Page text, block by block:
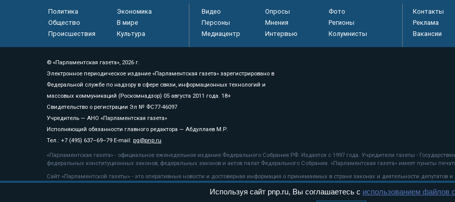
Политика
Экономика
Общество
В мире
Происшествия
Культура
Видео Опросы
Фото
Персоны
Мнения
Регионы
Медиацентр
Интервью Колумнисты
Контакты
Реклама
Вакансии
© «Парламентская газета», 2026 г.
Электронное периодическое издание «Парламентская газета» зарегистрировано в
Федеральной службе по надзору в сфере связи, информационных технологий и
массовых коммуникаций (Роскомнадзор) 05 августа 2011 года. 18+
Свидетельство о регистрации Эл № ФС77-46097
Учредитель — АНО «Парламентская газета»
Исполняющий обязанности главного редактора — Абдуллаев М.Р.
Тел.: +7 (495) 637–69–79 E-mail: pg@pnp.ru
«Парламентская газета» - официальное еженедельное издание Федерального Собрания РФ. Издается с 1997 года. Учредители газеты -
федеральных конституционных законов, федеральных законов и актов палат Федерального Собрания. «Парламентская газета» имеет пункты
Сайт «Парламентской газеты» - это оперативные новости и достоверная информация о принимаемых в стране законах и деятельности депутатов
«Парламентской газеты» активная ссылка на pnp.ru обязательна.
рекомендательные технологии
Используя сайт pnp.ru, Вы соглашаетесь с использованием файлов